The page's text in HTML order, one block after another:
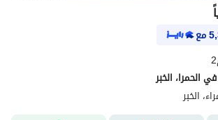
مع
الحمرا، الخبر
الخبر